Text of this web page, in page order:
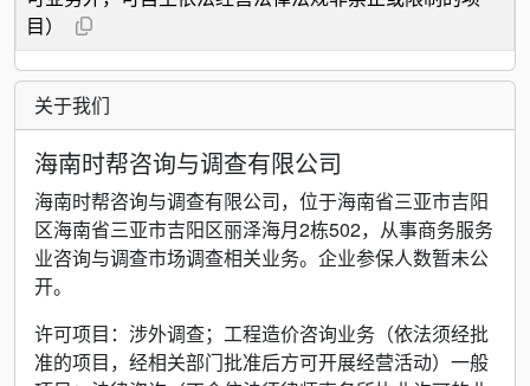
目）
关于我们
海南时帮咨询与调查有限公司
海南时帮咨询与调查有限公司，位于海南省三亚市吉阳
区海南省三亚市吉阳区丽泽海月2栋502，从事商务服务
业咨询与调查市场调查相关业务。企业参保人数暂未公
开。
许可项目：涉外调查；工程造价咨询业务（依法须经批
准的项目，经相关部门批准后方可开展经营活动）一般